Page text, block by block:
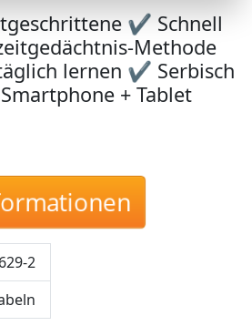
✔ Schnell
Methode
lernen ✔ Serbisch
+ Tablet
2